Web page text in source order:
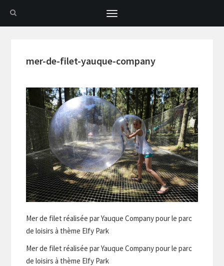
Toggle
navigation
mer-de-filet-yauque-company
Mer de filet réalisée par Yauque Company pour le parc
de loisirs à thème Elfy Park
Mer de filet réalisée par Yauque Company pour le parc
de loisirs à thème Elfy Park